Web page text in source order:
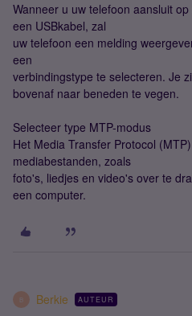
Wanneer u uw telefoon aansluit
een USBkabel, zal
uw telefoon een melding
een
verbindingstype te selecteren. Je
bovenaf naar beneden te vegen.
Selecteer type MTP-modus
Het Media Transfer Protocol
mediabestanden, zoals
foto's, liedjes en video's over te
een computer.
B Berkie AUTEUR